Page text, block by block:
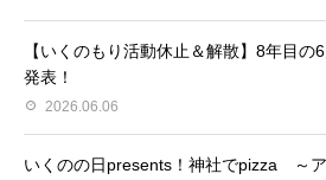
【いくのもり活動休止＆解散】8年目の
発表！
2026.06.06
いくのの日presents！神社でpizza ～